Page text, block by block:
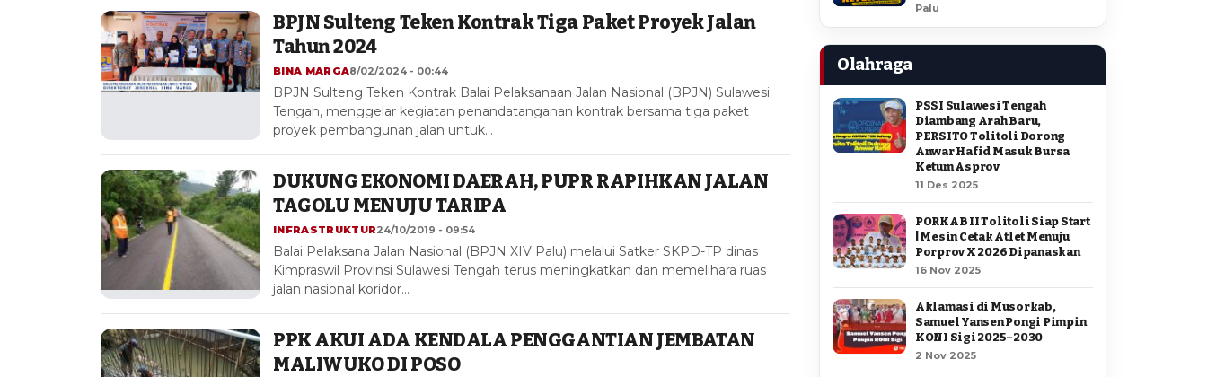
BPJN Sulteng Teken Kontrak Tiga Paket Proyek Jalan
Tahun 2024
BINA MARGA8/02/2024 - 00:44
BPJN Sulteng Teken Kontrak Balai Pelaksanaan Jalan Nasional (BPJN) Sulawesi
Tengah, menggelar kegiatan penandatanganan kontrak bersama tiga paket
proyek pembangunan jalan untuk…
DUKUNG EKONOMI DAERAH, PUPR RAPIHKAN JALAN
TAGOLU MENUJU TARIPA
INFRASTRUKTUR24/10/2019 - 09:54
Balai Pelaksana Jalan Nasional (BPJN XIV Palu) melalui Satker SKPD-TP dinas
Kimpraswil Provinsi Sulawesi Tengah terus meningkatkan dan memelihara ruas
jalan nasional koridor…
PPK AKUI ADA KENDALA PENGGANTIAN JEMBATAN
MALIWUKO DI POSO
Palu
Olahraga
PSSI Sulawesi Tengah
Diambang Arah Baru,
PERSITO Tolitoli Dorong
Anwar Hafid Masuk Bursa
Ketum Asprov
11 Des 2025
PORKAB II Tolitoli Siap Start
| Mesin Cetak Atlet Menuju
Porprov X 2026 Dipanaskan
16 Nov 2025
Aklamasi di Musorkab,
Samuel Yansen Pongi Pimpin
KONI Sigi 2025–2030
2 Nov 2025